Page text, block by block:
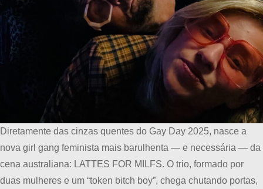
Diretamente das cinzas quentes do Gay Day 2025, nasce a
nova girl gang feminista mais barulhenta — e necessária — da
cena australiana: LATTES FOR MILFS. O trio, formado por
duas mulheres e um “token bitch boy”, chega chutando portas,